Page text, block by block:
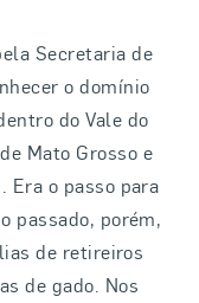
Secretaria de
o domínio
do Vale do
Mato Grosso e
Era o passo para
passado, porém,
de retireiros
de gado. Nos